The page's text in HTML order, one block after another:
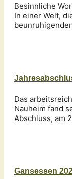
Besinnliche
In einer Welt,
Das
Nauheim fand
Abschluss, am
Gansessen